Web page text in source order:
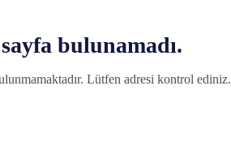
bulunamadı.
Lütfen adresi kontrol ediniz.